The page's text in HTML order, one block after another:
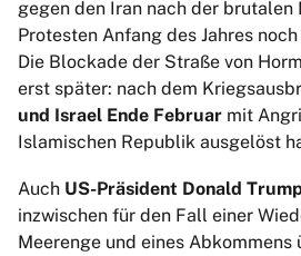
gegen den Iran nach der
Protesten Anfang des Jahres
Die Blockade der Straße von
erst später: nach dem
und Israel Ende Februar mit
Islamischen Republik ausgelöst
Auch US-Präsident Donald Trump
inzwischen für den Fall einer
Meerenge und eines Abkommens